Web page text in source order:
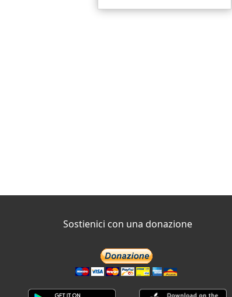
Sostienici con una donazione